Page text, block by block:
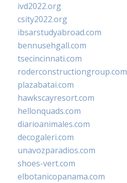
ivd2022.org
csity2022.org
ibsarstudyabroad.com
bennusehgall.com
tsecincinnati.com
roderconstructiongroup.com
plazabatai.com
hawkscayresort.com
hellonquads.com
diarioanimales.com
decogaleri.com
unavozparadios.com
shoes-vert.com
elbotanicopanama.com